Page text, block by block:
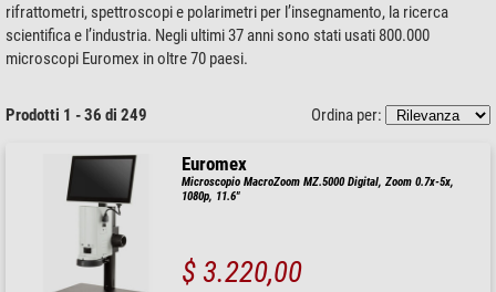
rifrattometri, spettroscopi e polarimetri per l’insegnamento, la ricerca
scientifica e l’industria. Negli ultimi 37 anni sono stati usati 800.000
microscopi Euromex in oltre 70 paesi.
Prodotti 1 - 36 di 249 Ordina per:
Euromex
Microscopio MacroZoom MZ.5000 Digital, Zoom 0.7x-5x,
1080p, 11.6"
$ 3.220,00